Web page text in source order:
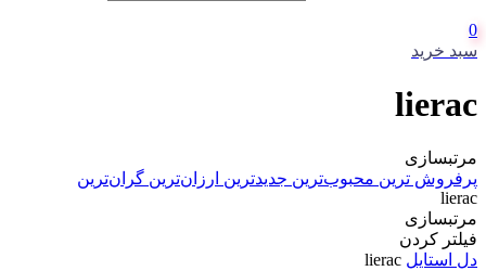
0
سبد خرید
lierac
مرتبسازی
پرفروش ترین محبوب‌ترین جدیدترین ارزان‌ترین گران‌ترین
lierac
مرتبسازی
فیلتر کردن
دل استایل lierac